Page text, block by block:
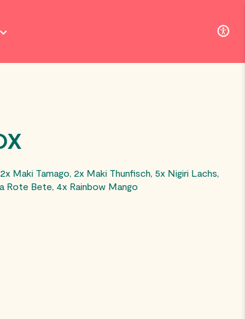
Maki Tamago, 2x Maki Thunfisch, 5x Nigiri Lachs,
Rote Bete, 4x Rainbow Mango